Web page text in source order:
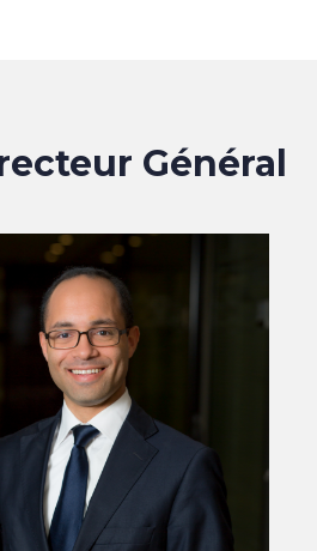
Général